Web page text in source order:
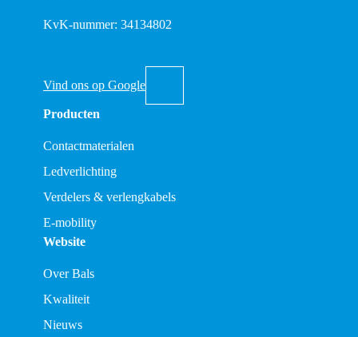
KvK-nummer: 34134802
Vind ons op Google
Producten
Contactmaterialen
Ledverlichting
Verdelers & verlengkabels
E-mobility
Website
Over Bals
Kwaliteit
Nieuws